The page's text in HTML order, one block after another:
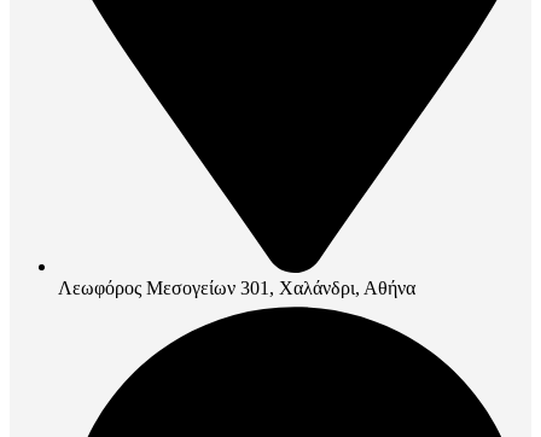
Λεωφόρος Μεσογείων 301, Χαλάνδρι, Αθήνα